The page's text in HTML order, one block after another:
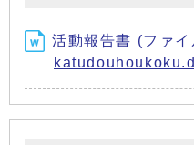
活動報告書 (ファイ